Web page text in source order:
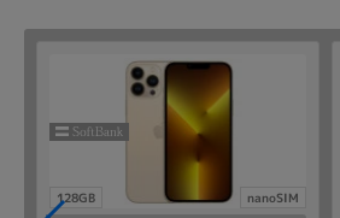
128GB nanoSIM